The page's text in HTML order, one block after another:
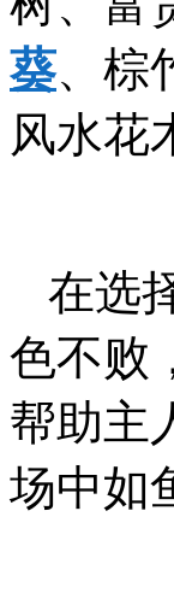
葵、棕
风水花
在选
色不败
帮助主
场中如